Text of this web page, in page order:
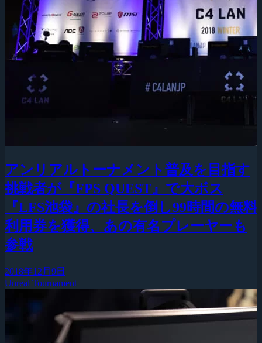
アンリアルトーナメント普及を目指す
挑戦者が『FPS QUEST』で大ボス
『LFS池袋』の社長を倒し99時間の無料
利用券を獲得、あの有名プレーヤーも
参戦
2018年12月9日
Unreal Tournament